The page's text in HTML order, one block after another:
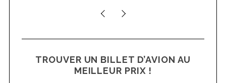
TROUVER UN BILLET D’AVION AU
MEILLEUR PRIX !